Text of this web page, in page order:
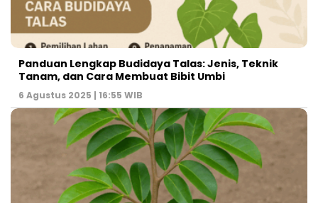
Panduan Lengkap Budidaya Talas: Jenis, Teknik
Tanam, dan Cara Membuat Bibit Umbi
6 Agustus 2025 | 16:55 WIB